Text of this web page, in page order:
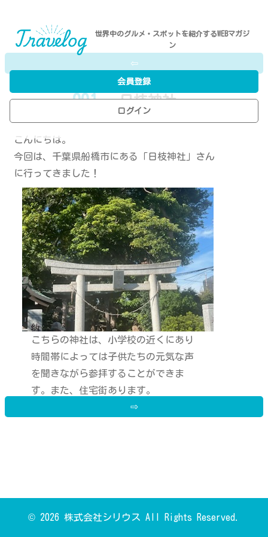
世界中のグルメ・スポットを紹介するWEBマガジ
ン
会員登録
ログイン
⇦
001- 日枝神社
こんにちは。
今回は、千葉県船橋市にある「日枝神社」さん
に行ってきました！
こちらの神社は、小学校の近くにあり
時間帯によっては子供たちの元気な声
を聞きながら参拝することができま
す。また、住宅街あります。
住宅街に囲まれ近くに、小学校がある
になるそうです。
⇨
© 2026 株式会社シリウス All Rights Reserved.